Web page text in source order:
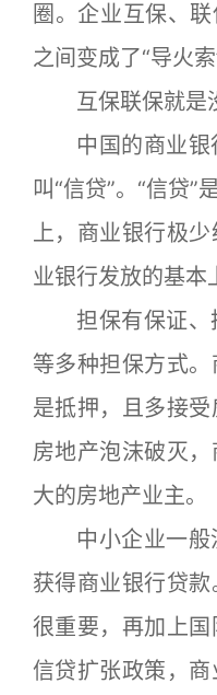
圈。企业互保、
之间变成了“导火索
互保联保就是
中国的商业
叫“信贷”。“信贷”
上，商业银行极
业银行发放的基本
担保有保证
等多种担保方式
是抵押，且多接
房地产泡沫破灭
大的房地产业主。
中小企业一
获得商业银行贷
很重要，再加上
信贷扩张政策，